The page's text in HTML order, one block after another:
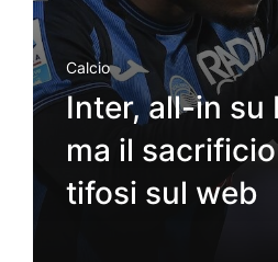
Calcio
Inter, all-in su
ma il
tifosi sul web